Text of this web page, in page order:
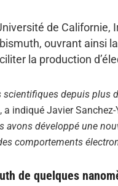
de
ouvrant ainsi
la production
depuis plus
a indiqué Javier
avons développé une
comportements
de quelques